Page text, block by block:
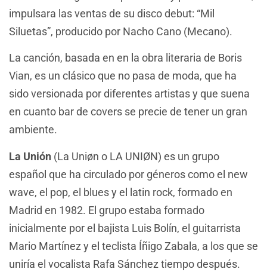
impulsara las ventas de su disco debut: “Mil
Siluetas”, producido por Nacho Cano (Mecano).
La canción, basada en en la obra literaria de Boris
Vian, es un clásico que no pasa de moda, que ha
sido versionada por diferentes artistas y que suena
en cuanto bar de covers se precie de tener un gran
ambiente.
La Unión (La Uniøn o LA UNIØN) es un grupo
español que ha circulado por géneros como el new
wave, el pop, el blues y el latin rock, formado en
Madrid en 1982. El grupo estaba formado
inicialmente por el bajista Luis Bolín, el guitarrista
Mario Martínez y el teclista Íñigo Zabala, a los que se
uniría el vocalista Rafa Sánchez tiempo después.